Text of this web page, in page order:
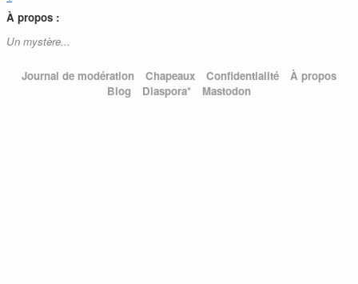
À propos :
Un mystère...
Journal de modération Chapeaux Confidentialité
À propos
Blog
Diaspora* Mastodon